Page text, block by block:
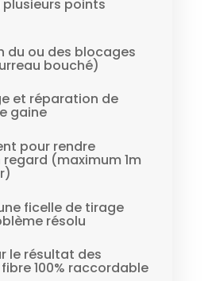
points
du ou des blocages
bouché)
et réparation de
gaine
pour rendre
(maximum 1m
ficelle de tirage
résolu
le résultat des
100% raccordable